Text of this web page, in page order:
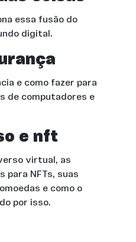
essa fusão do
digital.
e como fazer para
de computadores e
e nft
virtual, as
para NFTs, suas
e como o
por isso.